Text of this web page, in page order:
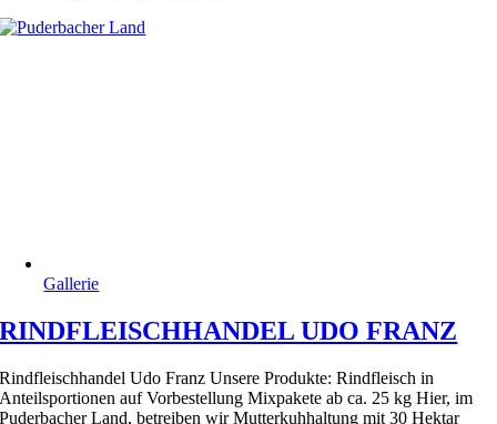
Gallerie
RINDFLEISCHHANDEL UDO FRANZ
Rindfleischhandel Udo Franz Unsere Produkte: Rindfleisch in
Anteilsportionen auf Vorbestellung Mixpakete ab ca. 25 kg Hier, im
Puderbacher Land, betreiben wir Mutterkuhhaltung mit 30 Hektar